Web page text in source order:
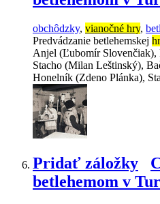
obchôdzky, vianočné hry,
Predvádzanie betlehemskej
Anjel (Ľubomír
Stacho (Milan Leštinský),
Honelník (Zdeno Plánka),
Pridať záložky
betlehemom v